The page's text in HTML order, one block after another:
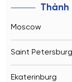
Thành
Moscow
Saint Petersburg
Ekaterinburg